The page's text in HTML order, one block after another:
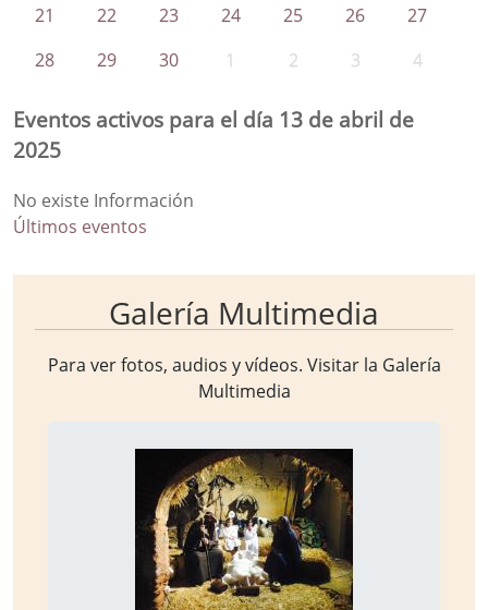
21 22 23 24 25 26
27
28
29 30 1 2 3 4
Eventos activos para el día 13 de abril de
2025
No existe Información
Últimos eventos
Galería Multimedia
Para ver fotos, audios y vídeos. Visitar la Galería
Multimedia